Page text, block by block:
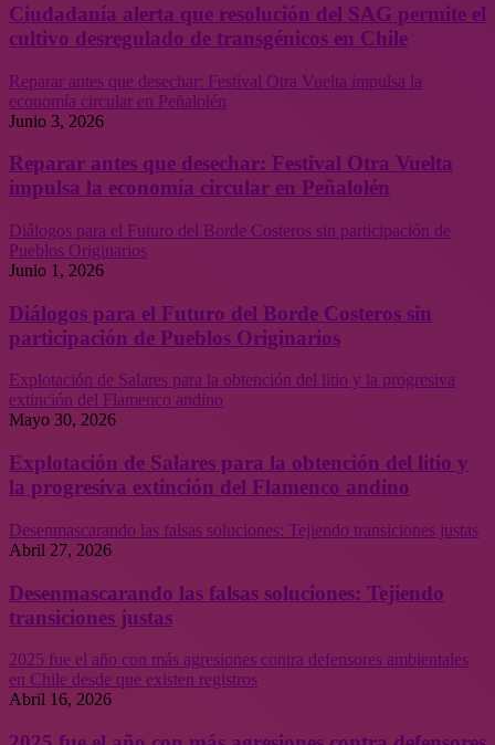
Ciudadanía alerta que resolución del SAG permite el
cultivo desregulado de transgénicos en Chile
Reparar antes que desechar: Festival Otra Vuelta impulsa la
economía circular en Peñalolén
Junio 3, 2026
Reparar antes que desechar: Festival Otra Vuelta
impulsa la economía circular en Peñalolén
Diálogos para el Futuro del Borde Costeros sin participación de
Pueblos Originarios
Junio 1, 2026
Diálogos para el Futuro del Borde Costeros sin
participación de Pueblos Originarios
Explotación de Salares para la obtención del litio y la progresiva
extinción del Flamenco andino
Mayo 30, 2026
Explotación de Salares para la obtención del litio y
la progresiva extinción del Flamenco andino
Desenmascarando las falsas soluciones: Tejiendo transiciones justas
Abril 27, 2026
Desenmascarando las falsas soluciones: Tejiendo
transiciones justas
2025 fue el año con más agresiones contra defensores ambientales
en Chile desde que existen registros
Abril 16, 2026